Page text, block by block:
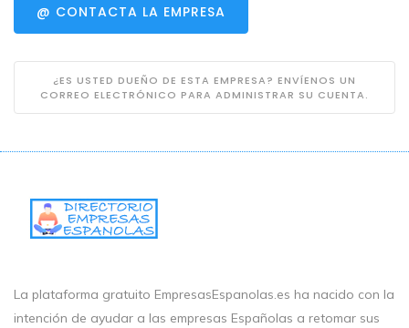
@ CONTACTA LA EMPRESA
¿ES USTED DUEÑO DE ESTA EMPRESA? ENVÍENOS UN
CORREO ELECTRÓNICO PARA ADMINISTRAR SU CUENTA.
La plataforma gratuito EmpresasEspanolas.es ha nacido con la
intención de ayudar a las empresas Españolas a retomar sus